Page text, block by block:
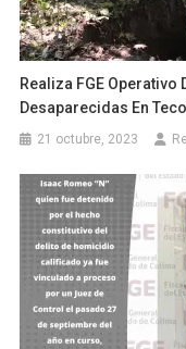
Realiza FGE Operativo
Desaparecidas En
21 octubre, 2023